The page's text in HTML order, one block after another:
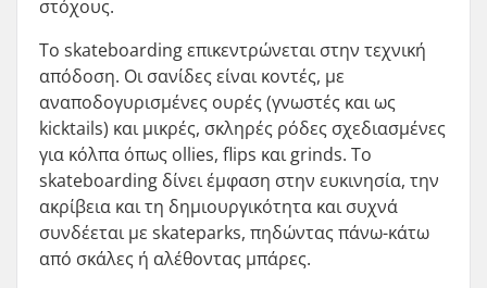
στόχους.
Το skateboarding επικεντρώνεται στην τεχνική
απόδοση. Οι σανίδες είναι κοντές, με
αναποδογυρισμένες ουρές (γνωστές και ως
kicktails) και μικρές, σκληρές ρόδες σχεδιασμένες
για κόλπα όπως ollies, flips και grinds. Το
skateboarding δίνει έμφαση στην ευκινησία, την
ακρίβεια και τη δημιουργικότητα και συχνά
συνδέεται με skateparks, πηδώντας πάνω-κάτω
από σκάλες ή αλέθοντας μπάρες.